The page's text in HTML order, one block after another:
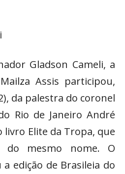
Gladson Cameli, a
Assis participou,
da palestra do coronel
Rio de Janeiro André
livro Elite da Tropa, que
mesmo nome. O
edição de Brasileia do